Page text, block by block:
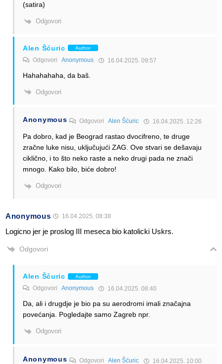
(satira)
Odgovori
Alen Šćuric Author
Odgovori Anonymous 16.04.2025. 09:57
Hahahahaha, da baš.
Odgovori
Anonymous OdgovoriAlen Šćuric 16.04.2025. 12:26
Pa dobro, kad je Beograd rastao dvocifreno, te druge
zračne luke nisu, uključujući ZAG. Ove stvari se dešavaju
ciklično, i to što neko raste a neko drugi pada ne znači
mnogo. Kako bilo, biće dobro!
Odgovori
Anonymous 16.04.2025. 08:38
Logicno jer je proslog III meseca bio katolicki Uskrs.
Odgovori
Alen Šćuric Author
Odgovori Anonymous 16.04.2025. 08:40
Da, ali i drugdje je bio pa su aerodromi imali značajna
povećanja. Pogledajte samo Zagreb npr.
Odgovori
Anonymous OdgovoriAlen Šćuric 16.04.2025. 10:00